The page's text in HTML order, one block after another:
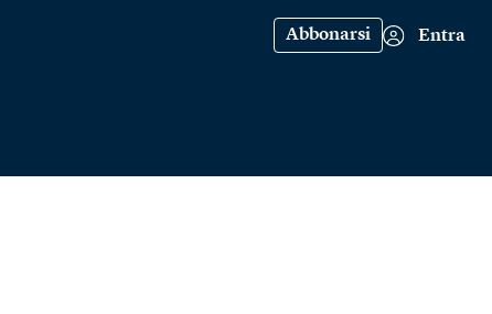
Abbonarsi Entra